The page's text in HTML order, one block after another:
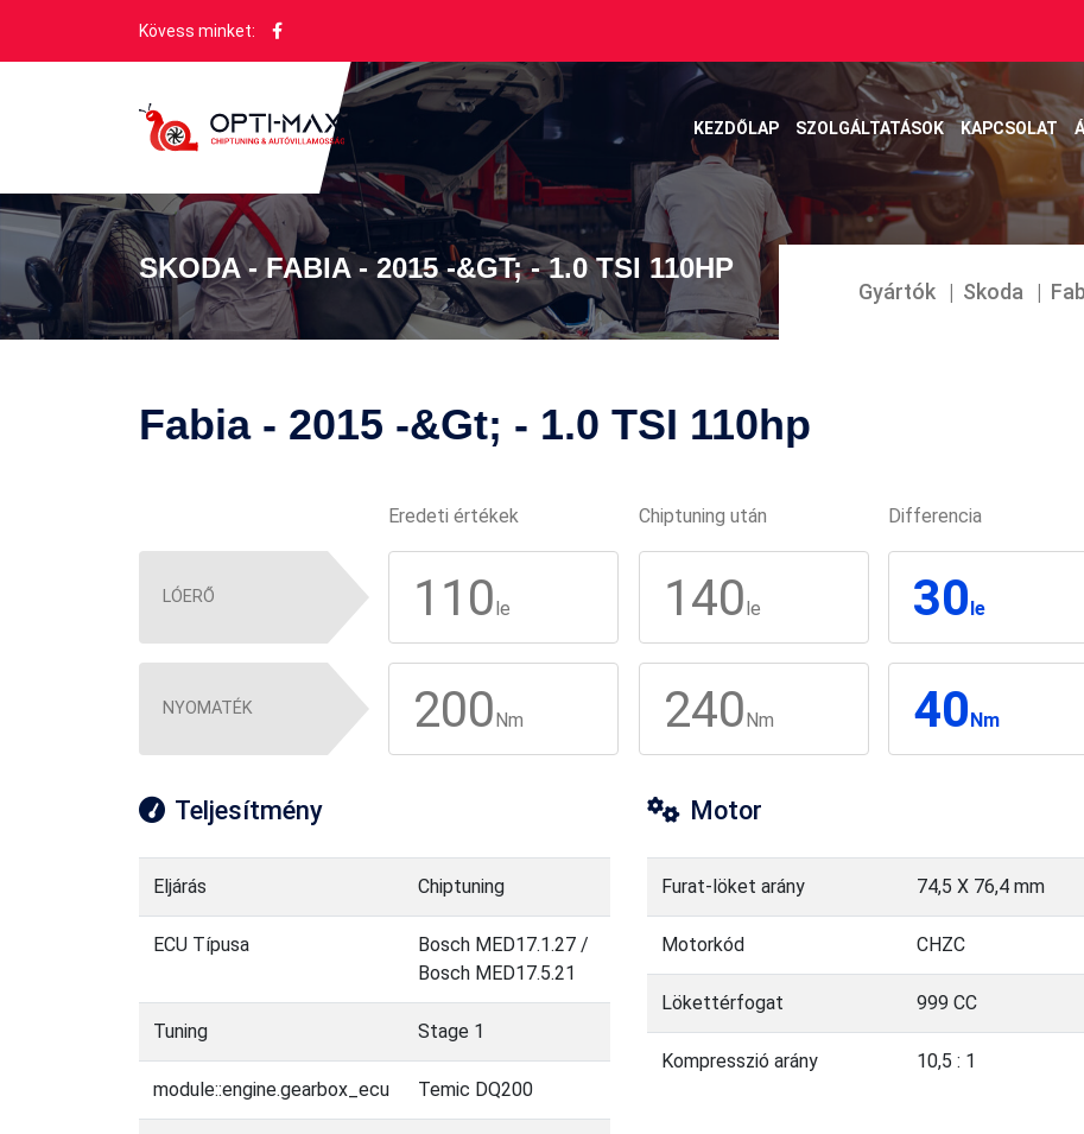
Kövess minket:
KEZDŐLAP SZOLGÁLTATÁSOK KAPCSOLAT
SKODA - FABIA - 2015 -&GT; - 1.0 TSI 110HP
Gyártók Skoda
Fabia - 2015 -&gt; - 1.0 TSI 110hp
Eredeti értékek Chiptuning után Differencia
LÓERŐ 110le 140le 30le
NYOMATÉK 200Nm 240Nm 40Nm
Teljesítmény
Eljárás Chiptuning
ECU Típusa
Bosch MED17.1.27 /
Bosch MED17.5.21
Tuning Stage 1
module::engine.gearbox_ecu Temic DQ200
Motor
Furat-löket arány 74,5 X 76,4 mm
Motorkód CHZC
Lökettérfogat 999 CC
Kompresszió arány 10,5 : 1